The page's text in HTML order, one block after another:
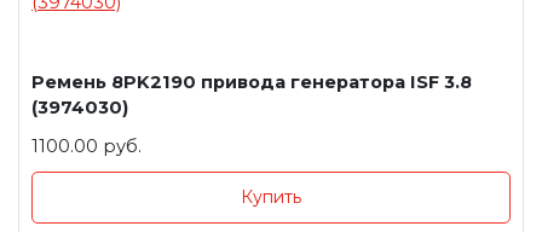
Ремень 8PK2190 привода генератора ISF 3.8
(3974030)
1100.00 руб.
Купить